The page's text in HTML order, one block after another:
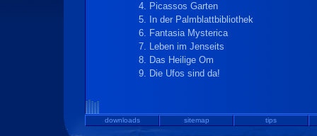
Picassos Garten
In der Palmblattbibliothek
Fantasia Mysterica
Leben im Jenseits
Das Heilige Om
Die Ufos sind da!
downloads sitemap tips